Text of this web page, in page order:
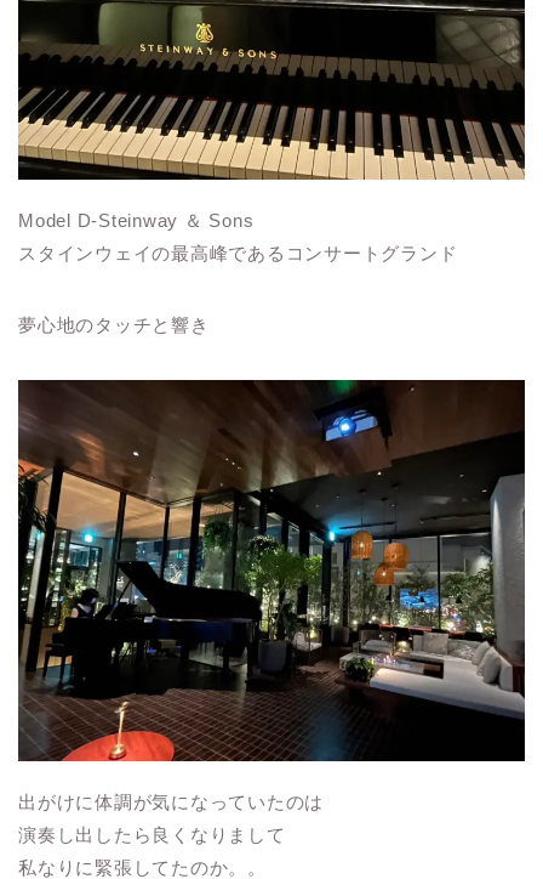
Model D-Steinway ＆ Sons
スタインウェイの最高峰であるコンサートグランド
夢心地のタッチと響き
出がけに体調が気になっていたのは
演奏し出したら良くなりまして
私なりに緊張してたのか。。